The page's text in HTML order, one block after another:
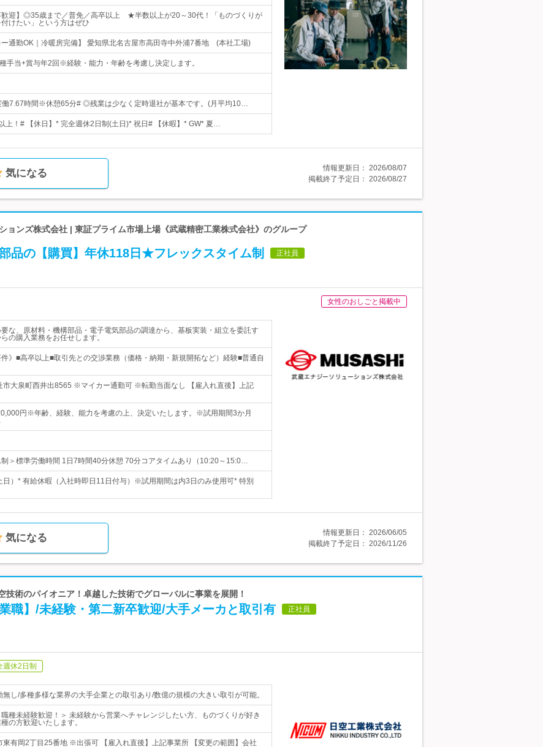
歓迎】◎35歳まで／普免／高卒以上 ★半数以上が20～30代！「ものづくりが
けたい」という方はぜひ
ー通勤OK｜冷暖房完備】 愛知県北名古屋市高田寺中外浦7番地 (本社工場)
手当+賞与年2回※経験・能力・年齢を考慮し決定します。
7.67時間※休憩65分# ◎残業は少なく定時退社が基本です。(月平均10…
上！# 【休日】* 完全週休2日制(土日)* 祝日# 【休暇】* GW* 夏…
気になる 情報更新日： 2026/08/07
掲載終了予定日： 2026/08/27
ョンズ株式会社 | 東証プライム市場上場《武蔵精密工業株式会社》のグループ
品の【購買】年休118日★フレックスタイム制 正社員
女性のおしごと掲載中
な、原材料・機構部品・電子電気部品の調達から、基板実装・組立を委託す
の購入業務をお任せします。
》■高卒以上■取引先との交渉業務（価格・納期・新規開拓など）経験■普通自
市大泉町西井出8565 ※マイカー通勤可 ※転勤当面なし 【雇入れ直後】上記
円※年齢、経験、能力を考慮の上、決定いたします。※試用期間3か月
制＞標準労働時間 1日7時間40分休憩 70分コアタイムあり（10:20～15:0…
日）* 有給休暇（入社時即日11日付与）※試用期間は内3日のみ使用可* 特別
気になる 情報更新日： 2026/06/05
掲載終了予定日： 2026/11/26
技術のパイオニア！卓越した技術でグローバルに事業を展開！
職】/未経験・第二新卒歓迎/大手メーカと取引有 正社員
週休2日制
し/多種多様な業界の大手企業との取引あり/数億の規模の大きい取引が可能。
種未経験歓迎！＞ 未経験から営業へチャレンジしたい方、ものづくりが好き
の方歓迎いたします。
東有岡2丁目25番地 ※出張可 【雇入れ直後】上記事業所 【変更の範囲】会社